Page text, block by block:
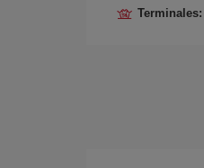
Terminales: